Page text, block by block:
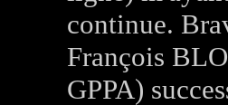
continue.
François
GPPA)